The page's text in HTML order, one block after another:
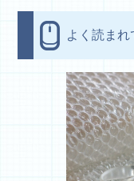
よく読ま